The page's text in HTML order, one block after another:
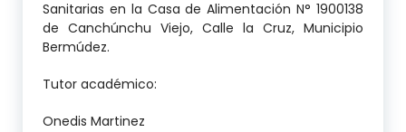
Sanitarias en la Casa de Alimentación N° 1900138
de Canchúnchu Viejo, Calle la Cruz, Municipio
Bermúdez.
Tutor académico:
Onedis Martinez